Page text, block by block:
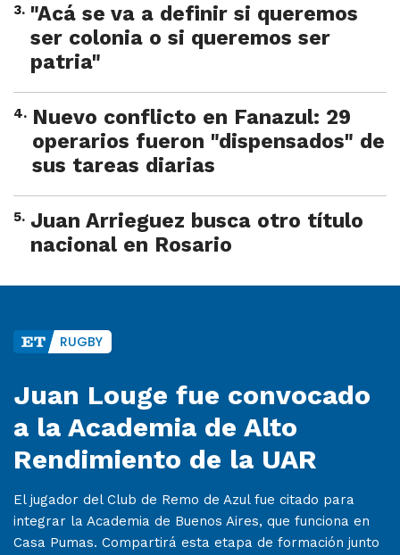
3. "Acá se va a definir si queremos
ser colonia o si queremos ser
patria"
4. Nuevo conflicto en Fanazul: 29
operarios fueron "dispensados" de
sus tareas diarias
5. Juan Arrieguez busca otro título
nacional en Rosario
RUGBY
Juan Louge fue convocado
a la Academia de Alto
Rendimiento de la UAR
El jugador del Club de Remo de Azul fue citado para
integrar la Academia de Buenos Aires, que funciona en
Casa Pumas. Compartirá esta etapa de formación junto